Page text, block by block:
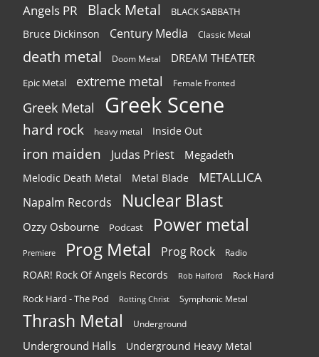
Angels PR Black Metal BLACK SABBATH
Bruce Dickinson Century Media Classic Metal
death metal Doom Metal DREAM THEATER
Epic Metal extreme metal Female Fronted
Greek Metal Greek Scene
hard rock heavy metal Inside Out
iron maiden Judas Priest Megadeth
Melodic Death Metal Metal Blade METALLICA
Napalm Records Nuclear Blast
Ozzy Osbourne Podcast Power metal
Premiere Prog Metal Prog Rock Radio
ROAR! Rock Of Angels Records Rob Halford Rock Hard
Rock Hard - The Pod Rotting Christ Symphonic Metal
Thrash Metal Underground
Underground Halls Underground Heavy Metal